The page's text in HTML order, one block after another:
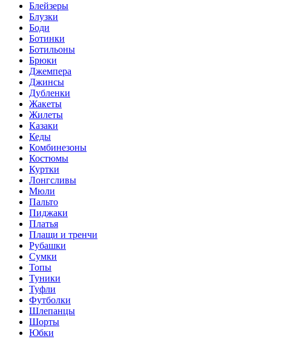
Блейзеры
Блузки
Боди
Ботинки
Ботильоны
Брюки
Джемпера
Джинсы
Дубленки
Жакеты
Жилеты
Казаки
Кеды
Комбинезоны
Костюмы
Куртки
Лонгсливы
Мюли
Пальто
Пиджаки
Платья
Плащи и тренчи
Рубашки
Сумки
Топы
Туники
Туфли
Футболки
Шлепанцы
Шорты
Юбки